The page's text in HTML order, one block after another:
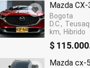
Mazda
Bogota
D.C.
km
Hibrido
$
Mazda cx-